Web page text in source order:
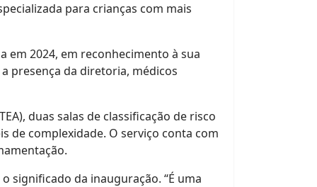
para crianças com mais
em 2024, em reconhecimento à sua
presença da diretoria, médicos
duas salas de classificação de risco
de complexidade. O serviço conta com
significado da inauguração. “É uma